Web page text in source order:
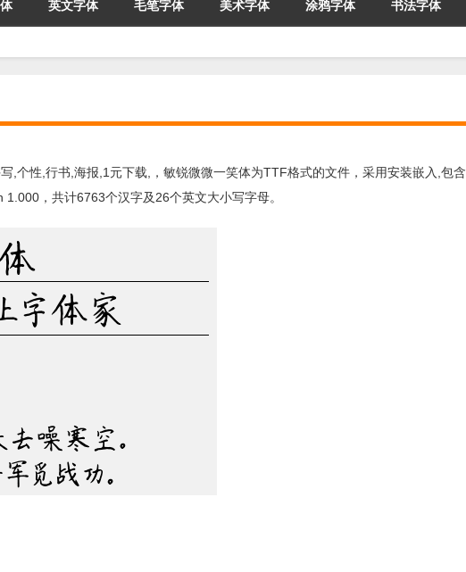
英文字体 毛笔字体 美术字体 涂鸦字体 书法字体
,个性,行书,海报,1元下载,，敏锐微微一笑体为TTF格式的文件，采用安装嵌入,包含
，共计6763个汉字及26个英文大小写字母。